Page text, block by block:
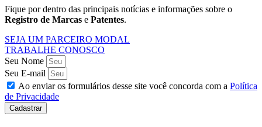
Fique por dentro das principais notícias e informações sobre o
Registro de Marcas e Patentes.
SEJA UM PARCEIRO MODAL
TRABALHE CONOSCO
Seu Nome
Seu E-mail
Ao enviar os formulários desse site você concorda com a Política
de Privacidade
Cadastrar